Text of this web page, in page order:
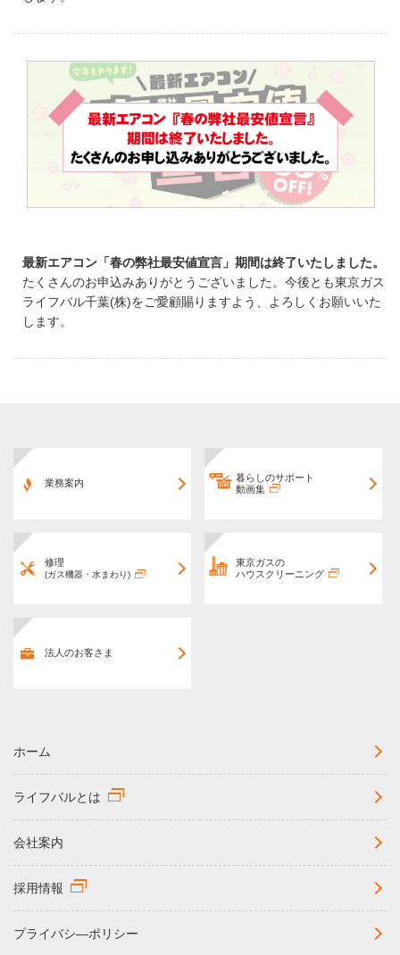
最新エアコン「春の弊社最安値宣言」期間は終了いたしました。
たくさんのお申込みありがとうございました。今後とも東京ガス
ライフバル千葉(株)をご愛顧賜りますよう、よろしくお願いいた
します。
業務案内
暮らしのサポート
動画集
修理
(ガス機器・水まわり)
東京ガスの
ハウスクリーニング
法人のお客さま
ホーム
ライフバルとは
会社案内
採用情報
プライバシ―ポリシー